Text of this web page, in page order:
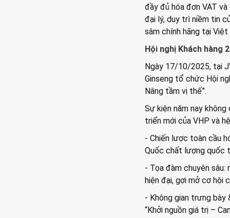
đầy đủ hóa đơn VAT
đại lý, duy trì niềm tin
sâm chính hãng tại Việt
Hội nghị Khách hàng
Ngày 17/10/2025, tại
Ginseng tổ chức Hội
Nâng tầm vị thế”.
Sự kiện năm nay
triển mới của VHP và
- Chiến lược toàn cầu
Quốc chất lượng quốc
- Tọa đàm chuyên
hiện đại, gợi mở cơ hội
- Không gian trưng bày
“Khởi nguồn giá trị –